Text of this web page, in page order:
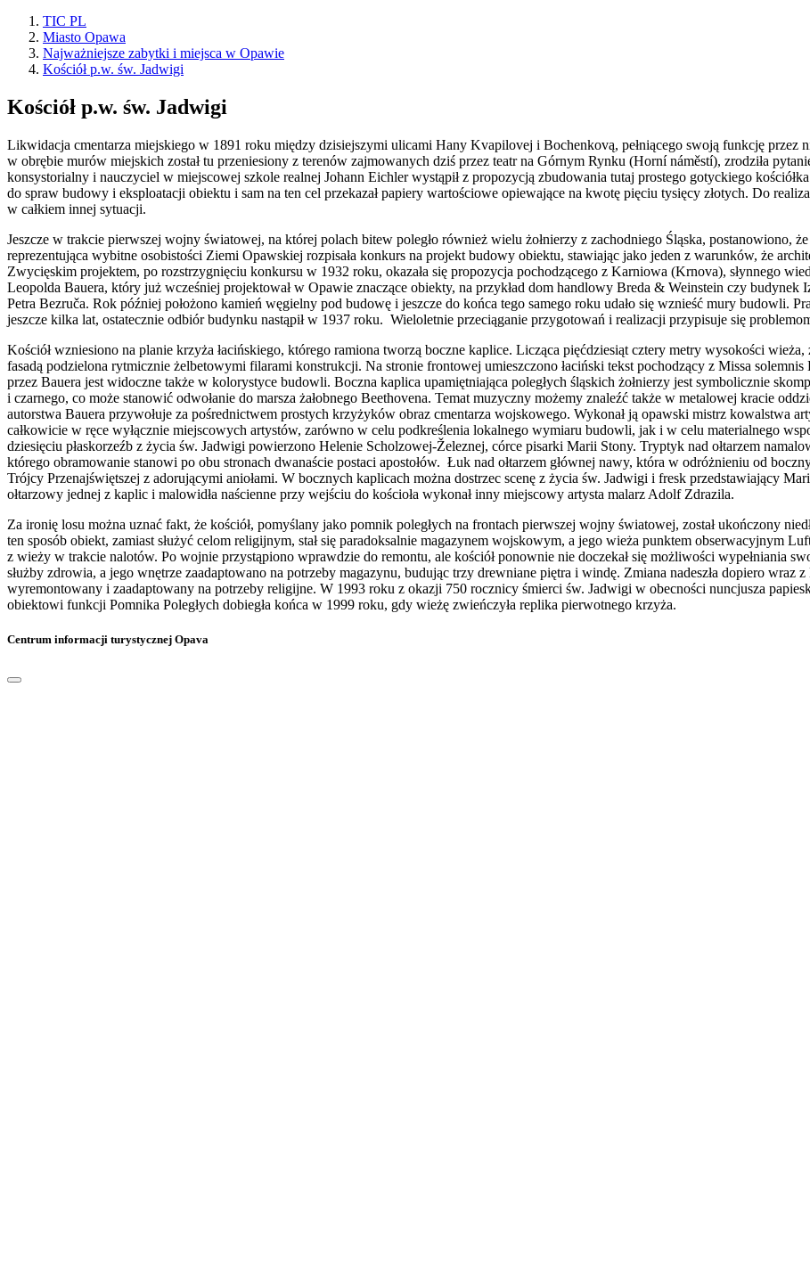
TIC PL
Miasto Opawa
Najważniejsze zabytki i miejsca w Opawie
Kościół p.w. św. Jadwigi
Kościół p.w. św. Jadwigi
Likwidacja cmentarza miejskiego w 1891 roku między dzisiejszymi ulicami Hany Kvapilovej i Bochenkovą, pełniącego swoją funkcję przez
w obrębie murów miejskich został tu przeniesiony z terenów zajmowanych dziś przez teatr na Górnym Rynku (Horní náměstí), zrodziła
konsystorialny i nauczyciel w miejscowej szkole realnej Johann Eichler wystąpił z propozycją zbudowania tutaj prostego gotyckiego
do spraw budowy i eksploatacji obiektu i sam na ten cel przekazał papiery wartościowe opiewające na kwotę pięciu tysięcy złotych. Do
w całkiem innej sytuacji.
Jeszcze w trakcie pierwszej wojny światowej, na której polach bitew poległo również wielu żołnierzy z zachodniego Śląska, postanowiono,
reprezentująca wybitne osobistości Ziemi Opawskiej rozpisała konkurs na projekt budowy obiektu, stawiając jako jeden z warunków, że
Zwycięskim projektem, po rozstrzygnięciu konkursu w 1932 roku, okazała się propozycja pochodzącego z Karniowa (Krnova), słynnego
Leopolda Bauera, który już wcześniej projektował w Opawie znaczące obiekty, na przykład dom handlowy Breda & Weinstein czy
Petra Bezruča. Rok później położono kamień węgielny pod budowę i jeszcze do końca tego samego roku udało się wznieść mury budowli.
jeszcze kilka lat, ostatecznie odbiór budynku nastąpił w 1937 roku. Wieloletnie przeciąganie przygotowań i realizacji przypisuje się
Kościół wzniesiono na planie krzyża łacińskiego, którego ramiona tworzą boczne kaplice. Licząca pięćdziesiąt cztery metry wysokości
fasadą podzielona rytmicznie żelbetowymi filarami konstrukcji. Na stronie frontowej umieszczono łaciński tekst pochodzący z Missa
przez Bauera jest widoczne także w kolorystyce budowli. Boczna kaplica upamiętniająca poległych śląskich żołnierzy jest symbolicznie
i czarnego, co może stanowić odwołanie do marsza żałobnego Beethovena. Temat muzyczny możemy znaleźć także w metalowej kracie
autorstwa Bauera przywołuje za pośrednictwem prostych krzyżyków obraz cmentarza wojskowego. Wykonał ją opawski mistrz kowalstwa
całkowicie w ręce wyłącznie miejscowych artystów, zarówno w celu podkreślenia lokalnego wymiaru budowli, jak i w celu materialnego
dziesięciu płaskorzeźb z życia św. Jadwigi powierzono Helenie Scholzowej-Železnej, córce pisarki Marii Stony. Tryptyk nad ołtarzem
którego obramowanie stanowi po obu stronach dwanaście postaci apostołów. Łuk nad ołtarzem głównej nawy, która w odróżnieniu od
Trójcy Przenajświętszej z adorującymi aniołami. W bocznych kaplicach można dostrzec scenę z życia św. Jadwigi i fresk przedstawiający
ołtarzowy jednej z kaplic i malowidła naścienne przy wejściu do kościoła wykonał inny miejscowy artysta malarz Adolf Zdrazila.
Za ironię losu można uznać fakt, że kościół, pomyślany jako pomnik poległych na frontach pierwszej wojny światowej, został ukończony
ten sposób obiekt, zamiast służyć celom religijnym, stał się paradoksalnie magazynem wojskowym, a jego wieża punktem obserwacyjnym
z wieży w trakcie nalotów. Po wojnie przystąpiono wprawdzie do remontu, ale kościół ponownie nie doczekał się możliwości wypełniania
służby zdrowia, a jego wnętrze zaadaptowano na potrzeby magazynu, budując trzy drewniane piętra i windę. Zmiana nadeszła dopiero wraz
wyremontowany i zaadaptowany na potrzeby religijne. W 1993 roku z okazji 750 rocznicy śmierci św. Jadwigi w obecności nuncjusza
obiektowi funkcji Pomnika Poległych dobiegła końca w 1999 roku, gdy wieżę zwieńczyła replika pierwotnego krzyża.
Centrum informacji turystycznej Opava